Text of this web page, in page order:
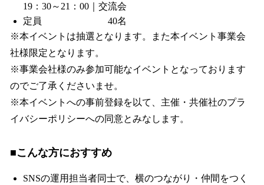
19：30～21：00｜交流会
定員 40名
※本イベントは抽選となります。また本イベント事業会
社様限定となります。
※事業会社様のみ参加可能なイベントとなっております
のでご了承くださいませ。
※本イベントへの事前登録を以て、主催・共催社のプラ
イバシーポリシーへの同意とみなします。
■こんな方におすすめ
SNSの運用担当者同士で、横のつながり・仲間をつく